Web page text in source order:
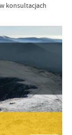
konsultacjach